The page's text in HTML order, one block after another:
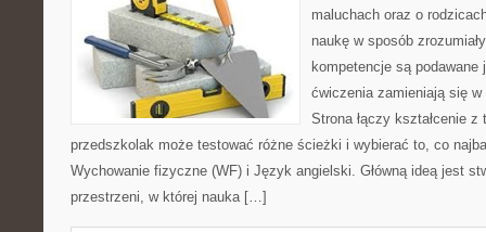
maluchach oraz o
naukę w sposób
kompetencje są podawane
ćwiczenia zamieniają się
Strona łączy kształcenie
przedszkolak może testować różne ścieżki i wybierać to, co
Wychowanie fizyczne (WF) i Język angielski. Główną ideą jest
przestrzeni, w której nauka […]